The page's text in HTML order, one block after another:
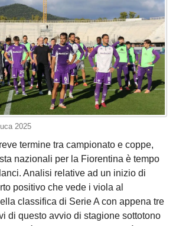
2025
termine tra campionato e coppe,
nazionali per la Fiorentina è tempo
Analisi relative ad un inizio di
positivo che vede i viola al
classifica di Serie A con appena tre
di questo avvio di stagione sottotono